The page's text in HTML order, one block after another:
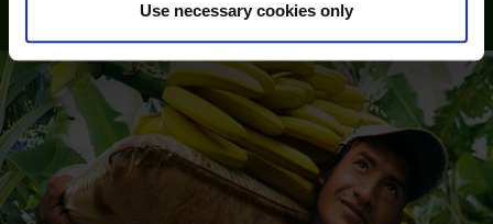
Use necessary cookies only
veľmi dobre vynikne charakteristická plná chuť čaju.